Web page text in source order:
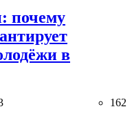
почему
в
162